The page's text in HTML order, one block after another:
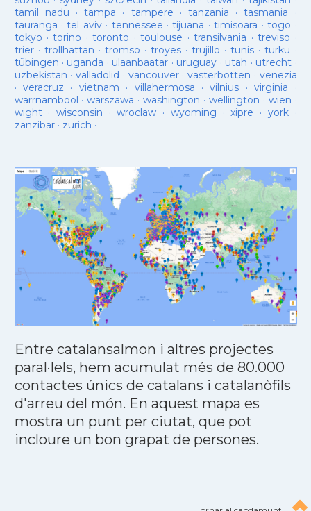
tamil nadu ·tampa · tampere · tanzania ·tasmania ·
tauranga ·tel aviv· tennessee ·tijuana ·timisoara ·togo ·
tokyo ·torino ·toronto ·toulouse ·transilvania ·treviso ·
trier· trollhattan · tromso · troyes·trujillo ·tunis ·turku ·
tübingen · uganda · ulaanbaatar · uruguay · utah · utrecht ·
uzbekistan · valladolid · vancouver· vasterbotten · venezia
· veracruz · vietnam · villahermosa ·vilnius ·virginia ·
warrnambool ·warszawa ·washington · wellington · wien ·
wight· wisconsin ·wroclaw · wyoming ·xipre · york·
zanzibar· zurich ·
Entre catalansalmon i altres projectes
paral·lels, hem acumulat més de 80.000
contactes únics de catalans i catalanòfils
d'arreu del món. En aquest mapa es
mostra un punt per ciutat, que pot
incloure un bon grapat de persones.